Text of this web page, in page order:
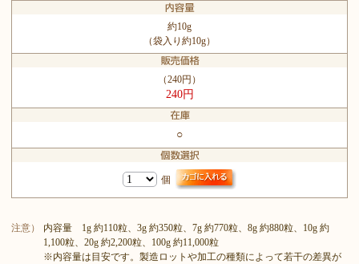
約10g
（袋入り約10g）
（240円）
240円
○
個
注意）
内容量 1g 約110粒、3g 約350粒、7g 約770粒、8g 約880粒、10g 約
1,100粒、20g 約2,200粒、100g 約11,000粒
※内容量は目安です。製造ロットや加工の種類によって若干の差異が